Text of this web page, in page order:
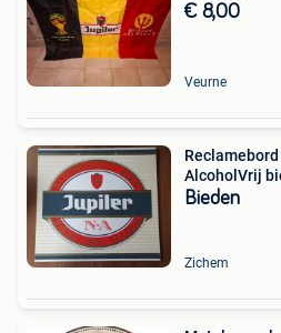
€ 8,00
Veurne
AlcoholVrij
Bieden
Zichem